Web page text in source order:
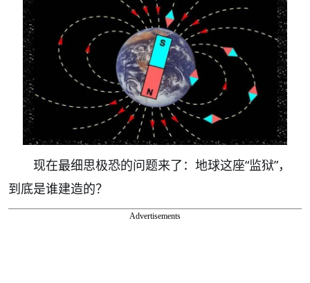
现在最细思极恐的问题来了：地球这座“监狱”，
到底是谁建造的？
Advertisements